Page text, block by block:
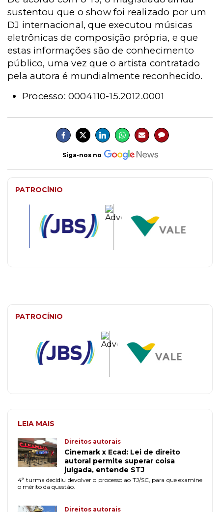
sustentou que o show foi realizado por um
DJ internacional, que executou músicas
eletrônicas de composição própria, e que
estas informações são de conhecimento
público, uma vez que o artista contratado
pela autora é mundialmente reconhecido.
Processo: 0004110-15.2012.0001
Siga-nos no
PATROCÍNIO
PATROCÍNIO
LEIA MAIS
Direitos autorais
Cinemark x Ecad: Lei de direito
autoral permite superar coisa
julgada, entende STJ
4ª turma decidiu devolver o processo ao TJ/SC, para que examine
o mérito da questão.
Direitos autorais